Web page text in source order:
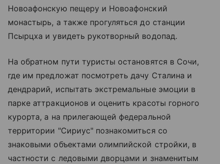
Новоафонскую пещеру и Новоафонский
монастырь, а также прогуляться до станции
Псырцха и увидеть рукотворный водопад.
На обратном пути туристы остановятся в Сочи,
где им предложат посмотреть дачу Сталина и
дендрарий, испытать экстремальные эмоции в
парке аттракционов и оценить красоты горного
курорта, а на прилегающей федеральной
территории "Сириус" познакомиться со
знаковыми объектами олимпийской стройки, в
частности с ледовыми дворцами и знаменитым